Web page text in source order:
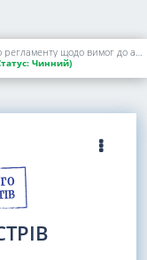
Про внесення змін до Технічного регламенту щодо вимог до автомобільних бензинів, дизельного, суднових та котельних палив
Чинний)